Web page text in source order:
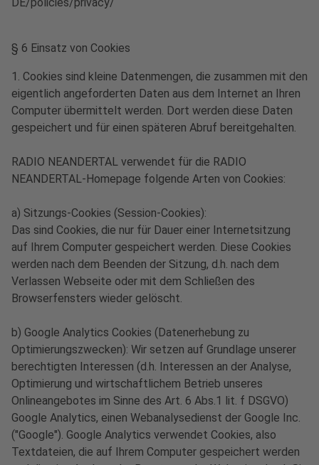
§ 6 Einsatz von Cookies
1. Cookies sind kleine Datenmengen, die zusammen mit den
eigentlich angeforderten Daten aus dem Internet an Ihren
Computer übermittelt werden. Dort werden diese Daten
gespeichert und für einen späteren Abruf bereitgehalten.
RADIO NEANDERTAL verwendet für die RADIO
NEANDERTAL-Homepage folgende Arten von Cookies:
a) Sitzungs-Cookies (Session-Cookies):
Das sind Cookies, die nur für Dauer einer Internetsitzung
auf Ihrem Computer gespeichert werden. Diese Cookies
werden nach dem Beenden der Sitzung, d.h. nach dem
Verlassen Webseite oder mit dem Schließen des
Browserfensters wieder gelöscht.
b) Google Analytics Cookies (Datenerhebung zu
Optimierungszwecken): Wir setzen auf Grundlage unserer
berechtigten Interessen (d.h. Interessen an der Analyse,
Optimierung und wirtschaftlichem Betrieb unseres
Onlineangebotes im Sinne des Art. 6 Abs.1 lit. f DSGVO)
Google Analytics, einen Webanalysedienst der Google Inc.
("Google"). Google Analytics verwendet Cookies, also
Textdateien, die auf Ihrem Computer gespeichert werden